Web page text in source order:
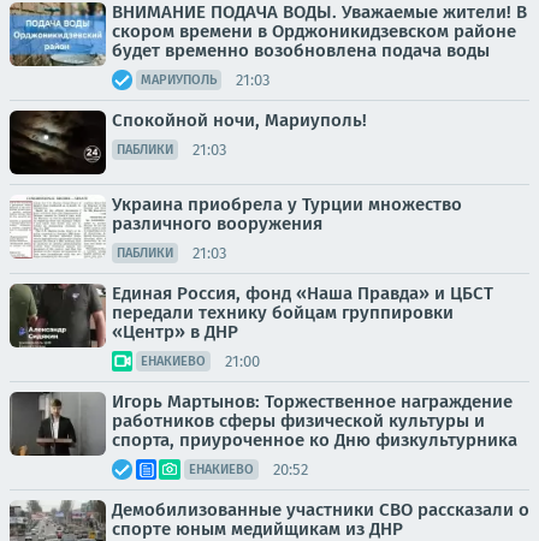
ВНИМАНИЕ ПОДАЧА ВОДЫ. Уважаемые жители! В
скором времени в Орджоникидзевском районе
будет временно возобновлена подача воды
МАРИУПОЛЬ 21:03
Спокойной ночи, Мариуполь!
ПАБЛИКИ 21:03
Украина приобрела у Турции множество
различного вооружения
ПАБЛИКИ 21:03
Единая Россия, фонд «Наша Правда» и ЦБСТ
передали технику бойцам группировки
«Центр» в ДНР
ЕНАКИЕВО 21:00
Игорь Мартынов: Торжественное награждение
работников сферы физической культуры и
спорта, приуроченное ко Дню физкультурника
ЕНАКИЕВО 20:52
Демобилизованные участники СВО рассказали о
спорте юным медийщикам из ДНР